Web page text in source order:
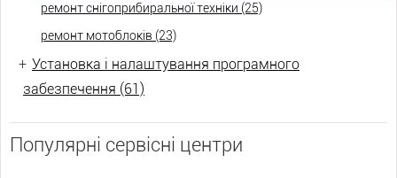
ремонт снігоприбиральної техніки (25)
ремонт мотоблоків (23)
+ Установка і налаштування програмного
забезпечення (61)
Популярні сервісні центри